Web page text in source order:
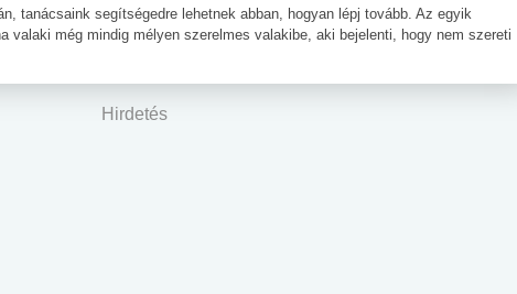
tanácsaink segítségedre lehetnek abban, hogyan lépj tovább. Az egyik
valaki még mindig mélyen szerelmes valakibe, aki bejelenti, hogy nem szereti
Hirdetés